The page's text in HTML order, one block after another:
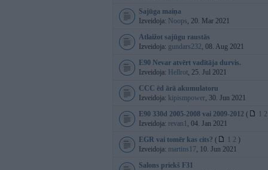
Sajūga maiņa
Izveidoja: Noops, 20. Mar 2021
Atlaižot sajūgu raustās
Izveidoja: gundars232, 08. Aug 2021
E90 Nevar atvērt vadītāja durvis.
Izveidoja: Hellrot, 25. Jul 2021
CCC ēd ārā akumulatoru
Izveidoja: kipismpower, 30. Jun 2021
E90 330d 2005-2008 vai 2009-2012 ( 1 2
Izveidoja: revan1 , 04. Jan 2021
EGR vai tomēr kas cits? ( 1 2 )
Izveidoja: martins17, 10. Jun 2021
Salons priekš F31